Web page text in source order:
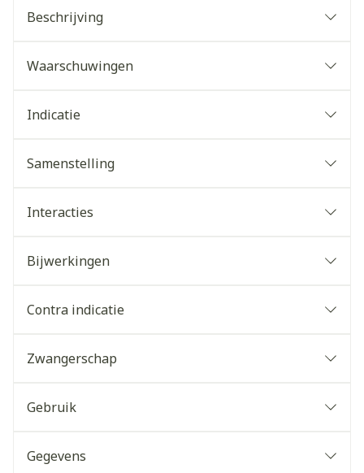
Beschrijving
Waarschuwingen
Indicatie
Samenstelling
Interacties
Bijwerkingen
Contra indicatie
Zwangerschap
Gebruik
Gegevens